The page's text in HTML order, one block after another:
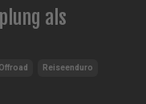
als
Offroad Reiseenduro